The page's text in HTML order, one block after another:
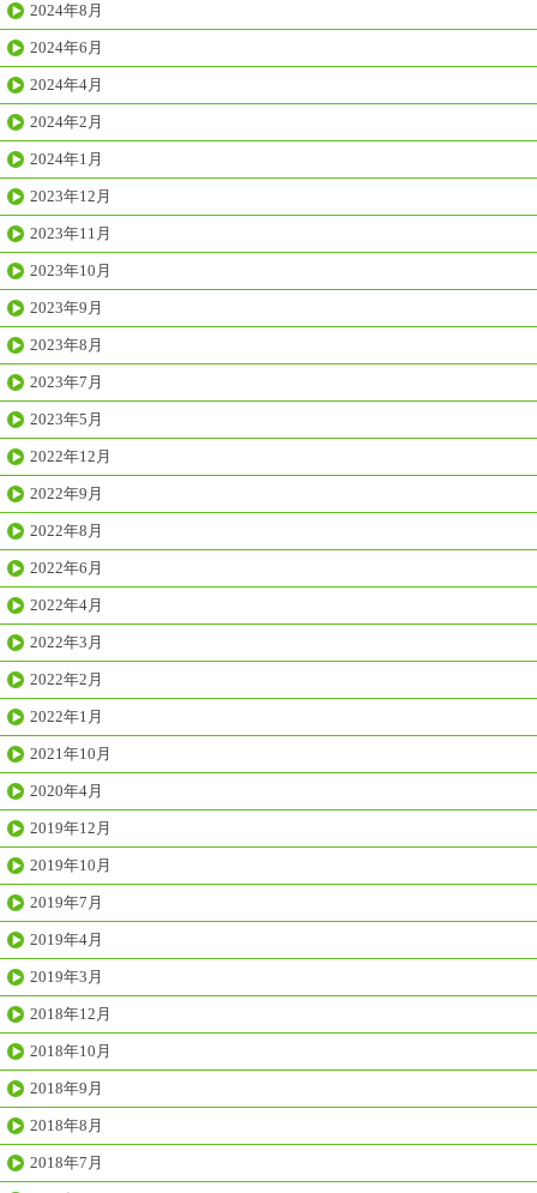
2024年8月
2024年6月
2024年4月
2024年2月
2024年1月
2023年12月
2023年11月
2023年10月
2023年9月
2023年8月
2023年7月
2023年5月
2022年12月
2022年9月
2022年8月
2022年6月
2022年4月
2022年3月
2022年2月
2022年1月
2021年10月
2020年4月
2019年12月
2019年10月
2019年7月
2019年4月
2019年3月
2018年12月
2018年10月
2018年9月
2018年8月
2018年7月